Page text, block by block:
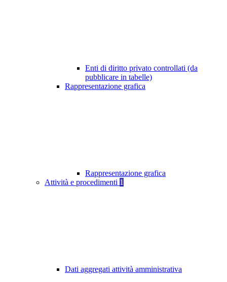
Enti di diritto privato controllati (da
pubblicare in tabelle)
Rappresentazione grafica
Rappresentazione grafica
Attività e procedimenti 1
Dati aggregati attività amministrativa